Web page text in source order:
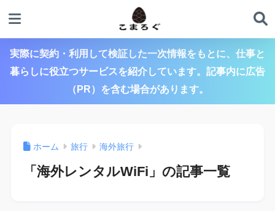
実際に契約・利用して検証した一次情報をもとに、仕事と
暮らしに役立つサービスを紹介しています。記事内に広告
（PR）を含む場合があります。
ホーム 旅行 海外旅行
「海外レンタルWiFi」の記事一覧